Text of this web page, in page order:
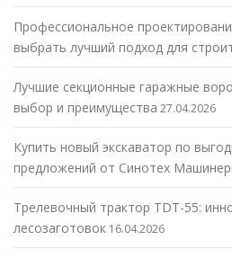
Профессиональное
выбрать лучший подход для
Лучшие секционные гаражные
выбор и преимущества 27.04.2026
Купить новый экскаватор по
предложений от Синотех
Трелевочный трактор TDT-55:
лесозаготовок 16.04.2026